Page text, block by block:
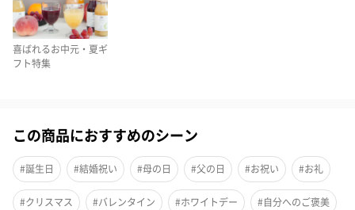
喜ばれるお中元・夏ギ
フト特集
この商品におすすめのシーン
#誕生日 #結婚祝い #母の日 #父の日 #お祝い #お礼
#クリスマス #バレンタイン #ホワイトデー #自分へのご褒美